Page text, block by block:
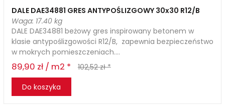
DALE DAE34881 GRES ANTYPOŚLIZGOWY 30x30 R12/B
Waga: 17.40 kg
DALE DAE34881 beżowy gres inspirowany betonem w
klasie antypoślizgowości R12/B, zapewnia bezpieczeństwo
w mokrych pomieszczeniach....
89,90 zł / m2 *
102,52 zł *
Do koszyka